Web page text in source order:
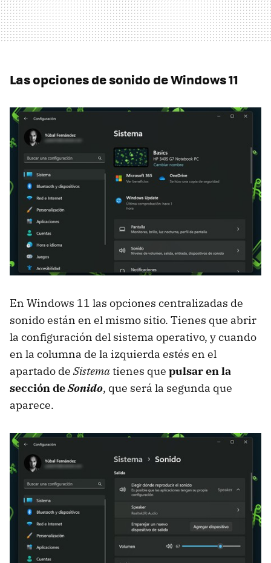
Las opciones de sonido de Windows 11
En Windows 11 las opciones centralizadas de
sonido están en el mismo sitio. Tienes que abrir
la configuración del sistema operativo, y cuando
en la columna de la izquierda estés en el
apartado de Sistematienes que pulsar en la
sección deSonido, que será la segunda que
aparece.